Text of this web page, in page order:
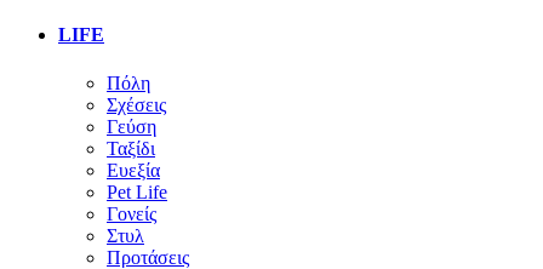
LIFE
Πόλη
Σχέσεις
Γεύση
Ταξίδι
Ευεξία
Pet Life
Γονείς
Στυλ
Προτάσεις